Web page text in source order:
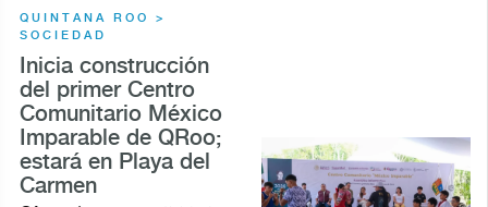
QUINTANA ROO >
SOCIEDAD
Inicia construcción
del primer Centro
Comunitario México
Imparable de QRoo;
estará en Playa del
Carmen